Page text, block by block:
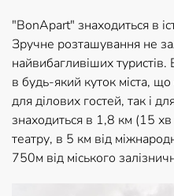
"BonApart" знаходиться в
Зручне розташування не
найвибагливіших
в будь-який куток міста,
для ділових гостей, так і
знаходиться в 1,8 км (15
театру, в 5 км від
750м від міського